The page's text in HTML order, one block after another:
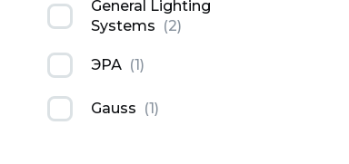
General Lighting
Systems (2)
ЭРА (1)
Gauss (1)